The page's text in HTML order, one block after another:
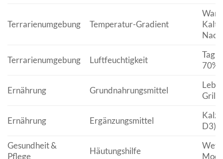
Terrarienumgebung Temperatur-Gradient
Terrarienumgebung Luftfeuchtigkeit
Tag:
70%
Ernährung Grundnahrungsmittel
Ernährung Ergänzungsmittel
D3),
Gesundheit &
Pflege
Häutungshilfe
Wet